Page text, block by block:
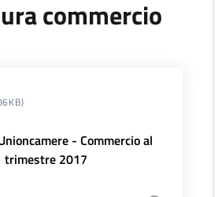
commercio
- Commercio al
trimestre 2017